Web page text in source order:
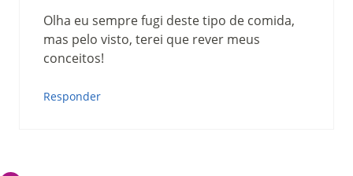
Olha eu sempre fugi deste tipo de comida,
mas pelo visto, terei que rever meus
conceitos!
Responder